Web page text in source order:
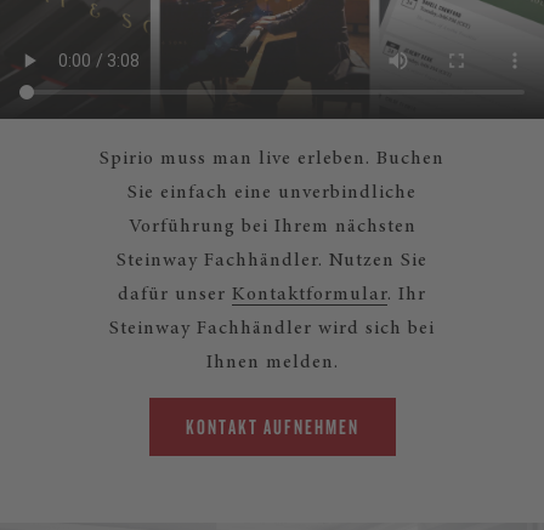
Spirio muss man live erleben. Buchen
Sie einfach eine unverbindliche
Vorführung bei Ihrem nächsten
Steinway Fachhändler. Nutzen Sie
dafür unser Kontaktformular. Ihr
Steinway Fachhändler wird sich bei
Ihnen melden.
KONTAKT AUFNEHMEN